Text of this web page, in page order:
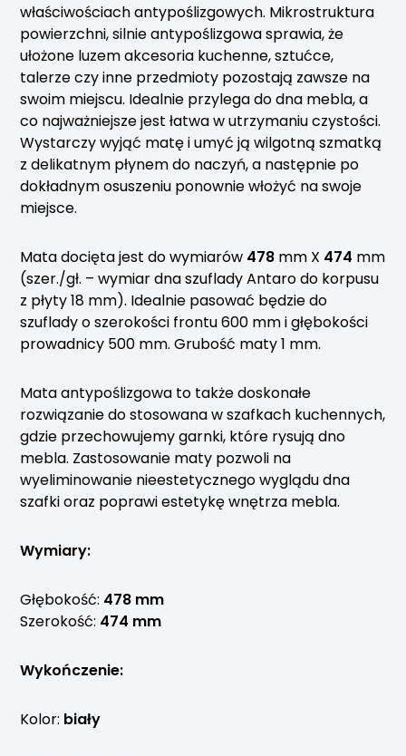
właściwościach antypoślizgowych. Mikrostruktura
powierzchni, silnie antypoślizgowa sprawia, że
ułożone luzem akcesoria kuchenne, sztućce,
talerze czy inne przedmioty pozostają zawsze na
swoim miejscu. Idealnie przylega do dna mebla, a
co najważniejsze jest łatwa w utrzymaniu czystości.
Wystarczy wyjąć matę i umyć ją wilgotną szmatką
z delikatnym płynem do naczyń, a następnie po
dokładnym osuszeniu ponownie włożyć na swoje
miejsce.
Mata docięta jest do wymiarów 478 mm X 474 mm
(szer./gł. – wymiar dna szuflady Antaro do korpusu
z płyty 18 mm). Idealnie pasować będzie do
szuflady o szerokości frontu 600 mm i głębokości
prowadnicy 500 mm. Grubość maty 1 mm.
Mata antypoślizgowa to także doskonałe
rozwiązanie do stosowana w szafkach kuchennych,
gdzie przechowujemy garnki, które rysują dno
mebla. Zastosowanie maty pozwoli na
wyeliminowanie nieestetycznego wyglądu dna
szafki oraz poprawi estetykę wnętrza mebla.
Wymiary:
Głębokość: 478 mm
Szerokość: 474 mm
Wykończenie:
Kolor: biały